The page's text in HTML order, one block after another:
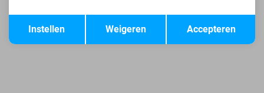
Terug Opslaan
Accepteren
Weigeren
Instellen